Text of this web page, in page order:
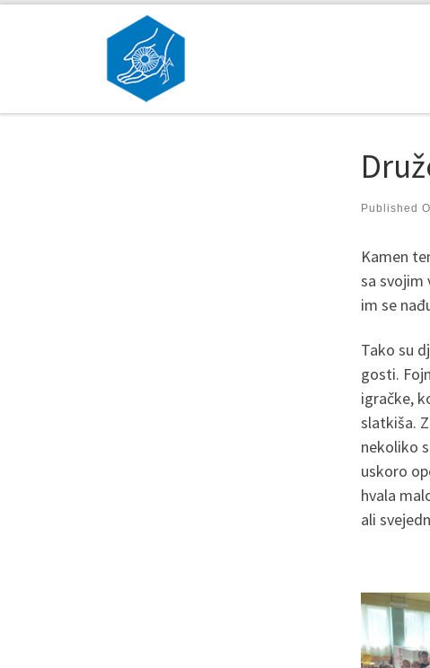
Published
Kamen
sa svojim
im se
Tako su
gosti.
igračke,
slatkiša.
nekoliko
uskoro
hvala
ali